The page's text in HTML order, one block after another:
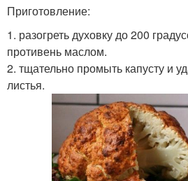
Приготовление:
1. разогреть духовку до 200
противень маслом.
2. тщательно промыть капусту и
листья.